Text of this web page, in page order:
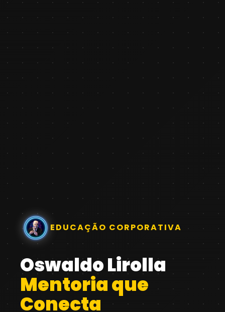
EDUCAÇÃO CORPORATIVA
Oswaldo Lirolla
Mentoria que
Conecta